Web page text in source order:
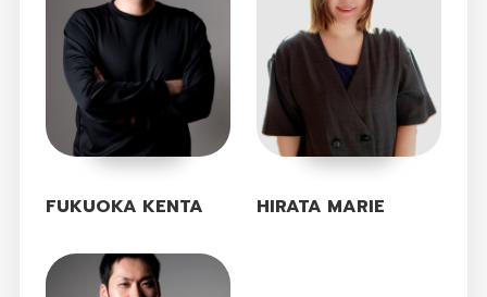
FUKUOKA KENTA HIRATA MARIE